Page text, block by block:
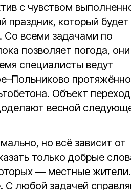
с чувством
праздник, который будет
Со всеми задачами по
позволяет погода, они
специалисты ведут
Объект
весной
но всё зависит от
только добрые
— местные
С любой задачей